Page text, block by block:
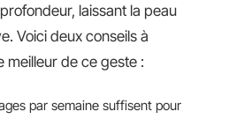
laissant la peau
Voici deux conseils à
meilleur de ce geste :
par semaine suffisent pour